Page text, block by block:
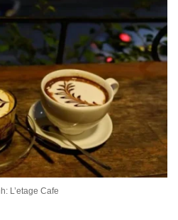
L’etage Cafe